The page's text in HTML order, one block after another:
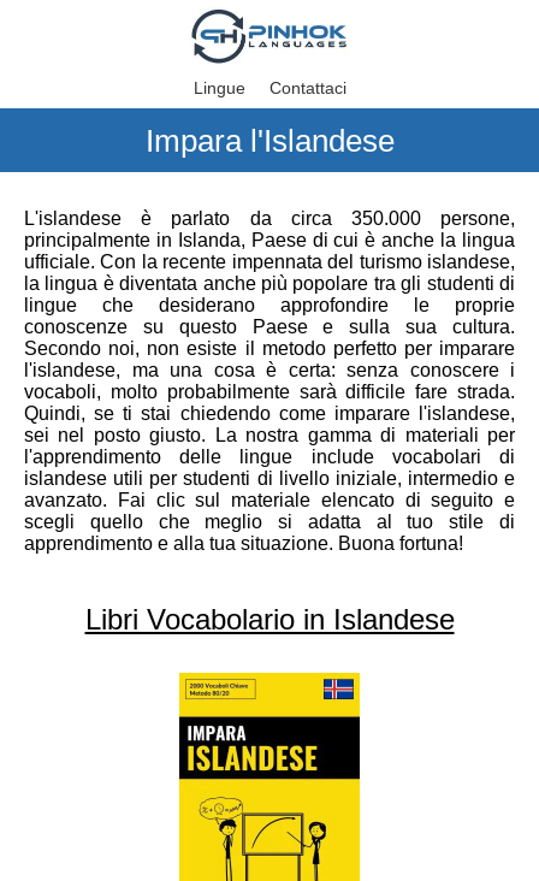
Lingue Contattaci
Impara l'Islandese
L'islandese è parlato da circa 350.000 persone,
principalmente in Islanda, Paese di cui è anche la lingua
ufficiale. Con la recente impennata del turismo islandese,
la lingua è diventata anche più popolare tra gli studenti di
lingue che desiderano approfondire le proprie
conoscenze su questo Paese e sulla sua cultura.
Secondo noi, non esiste il metodo perfetto per imparare
l'islandese, ma una cosa è certa: senza conoscere i
vocaboli, molto probabilmente sarà difficile fare strada.
Quindi, se ti stai chiedendo come imparare l'islandese,
sei nel posto giusto. La nostra gamma di materiali per
l'apprendimento delle lingue include vocabolari di
islandese utili per studenti di livello iniziale, intermedio e
avanzato. Fai clic sul materiale elencato di seguito e
scegli quello che meglio si adatta al tuo stile di
apprendimento e alla tua situazione. Buona fortuna!
Libri Vocabolario in Islandese